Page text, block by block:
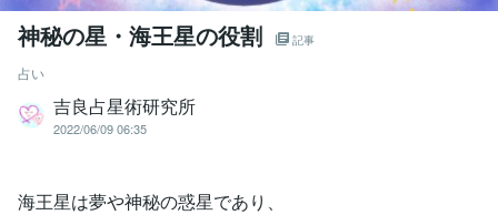
神秘の星・海王星の役割 記事
占い
吉良占星術研究所
2022/06/09 06:35
海王星は夢や神秘の惑星であり、